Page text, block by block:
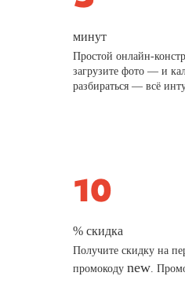
минут
Простой онлайн-
загрузите фото — и
разбираться — всё
% скидка
Получите скидку на
промокодуnew.